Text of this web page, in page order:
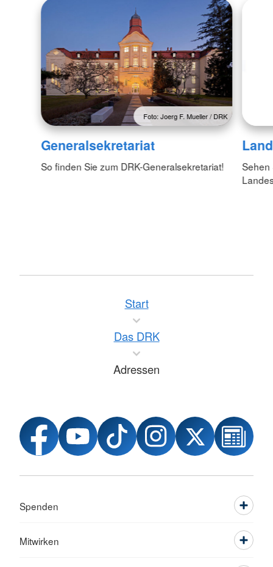
Foto: Joerg F. Mueller / DRK
Generalsekretariat
So finden Sie zum DRK-Generalsekretariat!
Sehen
Start
Das DRK
Adressen
Spenden
Mitwirken